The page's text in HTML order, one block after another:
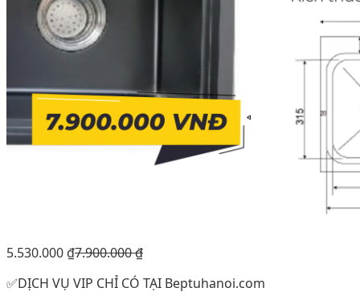
5.530.000 ₫7.900.000₫
✅DỊCH VỤ VIP CHỈ CÓ TẠI Beptuhanoi.com